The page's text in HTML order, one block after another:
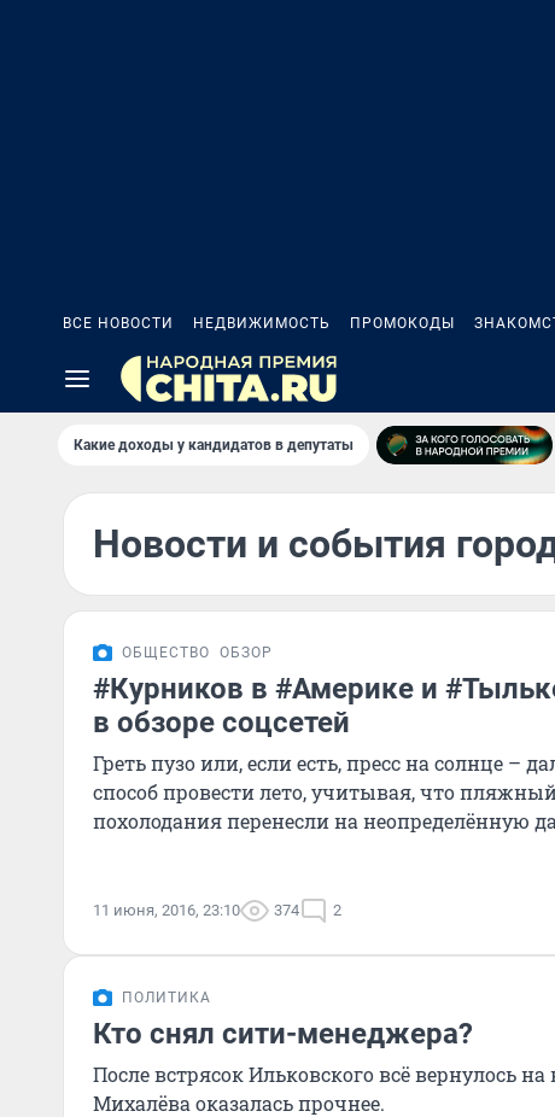
ВСЕ НОВОСТИ НЕДВИЖИМОСТЬ ПРОМОКОДЫ
Какие доходы у кандидатов в депутаты
Новости и события
ОБЩЕСТВО ОБЗОР
#Курников в #Америке и
в обзоре соцсетей
Греть пузо или, если есть, пресс на солнце –
способ провести лето, учитывая, что
похолодания перенесли на неопределённую
11 июня, 2016, 23:10 374 2
ПОЛИТИКА
Кто снял сити-менеджера?
После встрясок Ильковского всё вернулось
Михалёва оказалась прочнее.